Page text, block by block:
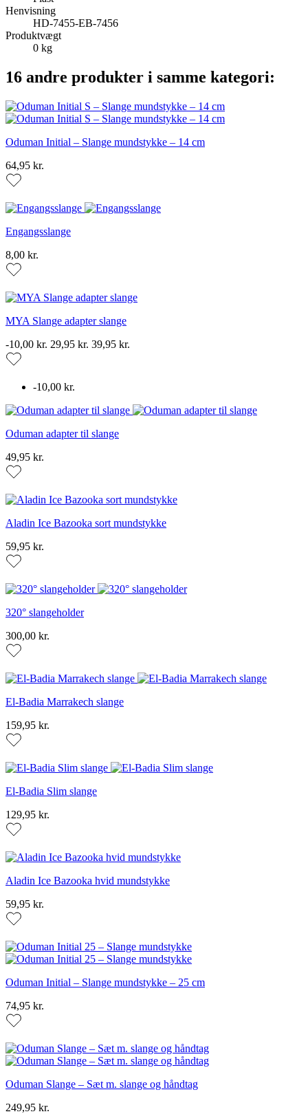
Henvisning
HD-7455-EB-7456
Produktvægt
0 kg
16 andre produkter i samme kategori:
Oduman Initial – Slange mundstykke – 14 cm
64,95 kr.
Engangsslange
8,00 kr.
MYA Slange adapter slange
-10,00 kr. 29,95 kr. 39,95 kr.
-10,00 kr.
Oduman adapter til slange
49,95 kr.
Aladin Ice Bazooka sort mundstykke
59,95 kr.
320° slangeholder
300,00 kr.
El-Badia Marrakech slange
159,95 kr.
El-Badia Slim slange
129,95 kr.
Aladin Ice Bazooka hvid mundstykke
59,95 kr.
Oduman Initial – Slange mundstykke – 25 cm
74,95 kr.
Oduman Slange – Sæt m. slange og håndtag
249,95 kr.